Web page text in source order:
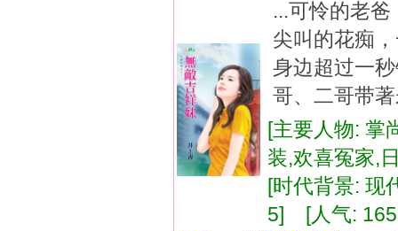
...可怜的老
尖叫的花痴
身边超过一
哥、二哥带
[主要人物:
装,欢喜冤家
[时代背景:
5] [人气: